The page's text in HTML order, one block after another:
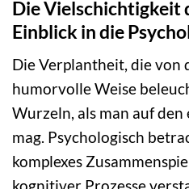
Die Vielschichtigkeit
Einblick in die
Die Verplantheit, die von
humorvolle Weise
Wurzeln, als man auf
mag. Psychologisch
komplexes